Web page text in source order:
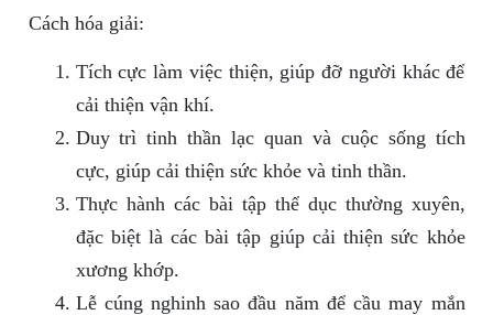
Cách hóa giải:
Tích cực làm việc thiện, giúp đỡ người khác để
cải thiện vận khí.
Duy trì tinh thần lạc quan và cuộc sống tích
cực, giúp cải thiện sức khỏe và tinh thần.
Thực hành các bài tập thể dục thường xuyên,
đặc biệt là các bài tập giúp cải thiện sức khỏe
xương khớp.
Lễ cúng nghinh sao đầu năm để cầu may mắn